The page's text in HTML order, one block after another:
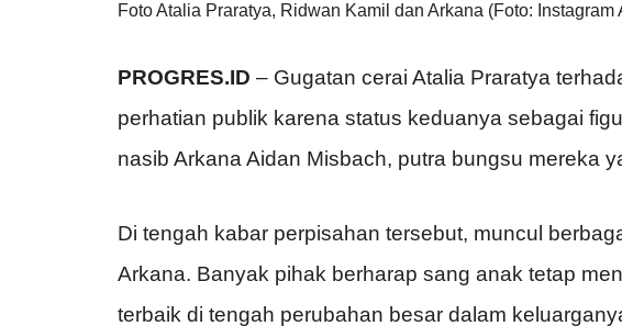
Foto Atalia Praratya, Ridwan Kamil dan Arkana (Foto: Instagram
PROGRES.ID – Gugatan cerai Atalia Praratya
perhatian publik karena status keduanya sebagai
nasib Arkana Aidan Misbach, putra bungsu mereka
Di tengah kabar perpisahan tersebut, muncul
Arkana. Banyak pihak berharap sang anak tetap
terbaik di tengah perubahan besar dalam